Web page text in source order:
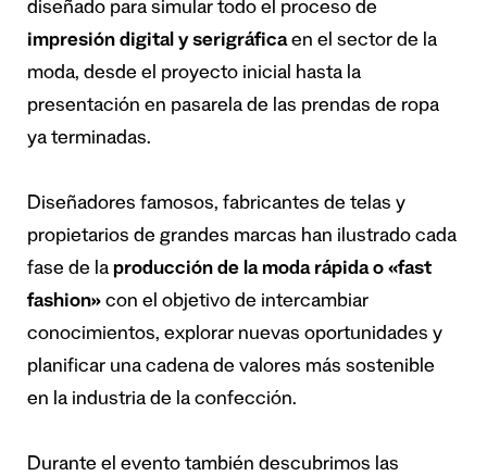
diseñado para simular todo el proceso de
impresión digital y serigráficaen el sector de la
moda, desde el proyecto inicial hasta la
presentación en pasarela de las prendas de ropa
ya terminadas.
Diseñadores famosos, fabricantes de telas y
propietarios de grandes marcas han ilustrado cada
fase de la producción de la moda rápida o «fast
fashion» con el objetivo de intercambiar
conocimientos, explorar nuevas oportunidades y
planificar una cadena de valores más sostenible
en la industria de la confección.
Durante el evento también descubrimos las